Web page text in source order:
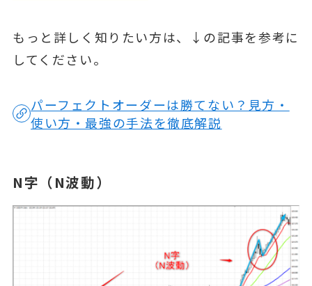
もっと詳しく知りたい方は、↓の記事を参考に
してください。
パーフェクトオーダーは勝てない？見方・
使い方・最強の手法を徹底解説
N字（N波動）